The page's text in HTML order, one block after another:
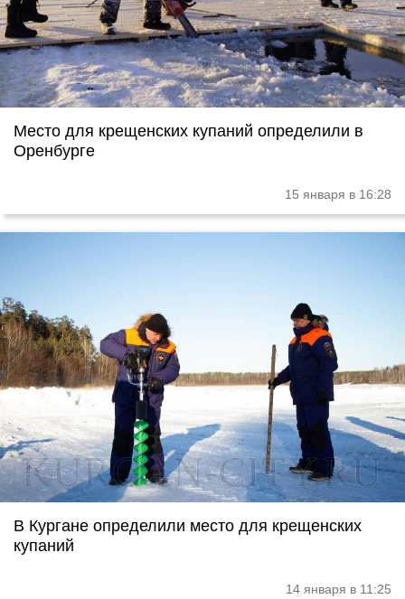
Место для крещенских купаний определили в
Оренбурге
15 января в 16:28
В Кургане определили место для крещенских
купаний
14 января в 11:25